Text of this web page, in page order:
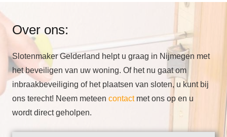
Over ons:
Slotenmaker Gelderland helpt u graag in Nijmegen met
het beveiligen van uw woning. Of het nu gaat om
inbraakbeveiliging of het plaatsen van sloten, u kunt bij
ons terecht! Neem meteen contactmet ons op en u
wordt direct geholpen.